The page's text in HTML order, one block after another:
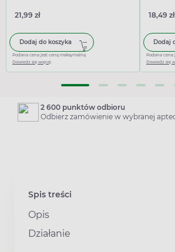
21,99 zł
Dodaj do koszyka
Podana cena jest ceną maksymalną
Dowiedz się więcej
18,49 zł
Dodaj
Podana cena
Dowiedz się
2 600 punktów odbioru
Odbierz zamówienie w wybranej
Spis treści
Opis
Działanie